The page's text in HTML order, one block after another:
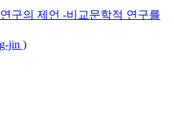
구의 제언 -비교문학적 연구를
jin )